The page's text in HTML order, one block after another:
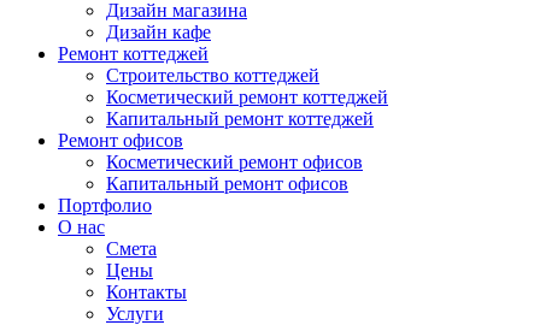
Дизайн магазина
Дизайн кафе
Ремонт коттеджей
Строительство коттеджей
Косметический ремонт коттеджей
Капитальный ремонт коттеджей
Ремонт офисов
Косметический ремонт офисов
Капитальный ремонт офисов
Портфолио
О нас
Смета
Цены
Контакты
Услуги